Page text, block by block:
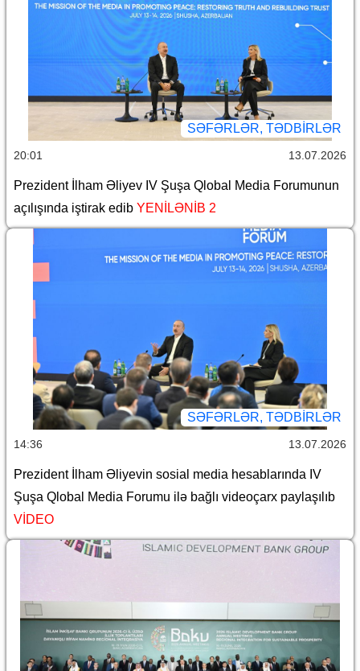
SƏFƏRLƏR, TƏDBIRLƏR
20:01 13.07.2026
Prezident İlham Əliyev IV Şuşa Qlobal Media Forumunun
açılışında iştirak edib YENİLƏNİB 2
SƏFƏRLƏR, TƏDBIRLƏR
14:36 13.07.2026
Prezident İlham Əliyevin sosial media hesablarında IV
Şuşa Qlobal Media Forumu ilə bağlı videoçarx paylaşılıb
VİDEO